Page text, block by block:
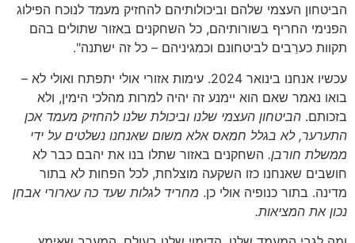
הביטחון העצמי שלהם וביכולותיהם להחזיק מעמד לנוכח הפילוג
הפנימי החריף בשורותיהם, כל השחקנים באזור שתולים בהם
תקוות כערֵבים לביטחונם וכמגיניהם – כל זה ישתנה".
עכשיו אנחנו בינואר 2024. עימות אזורי אולי יתפתח ואולי לא –
בואו נאמר שאם הוא יימנע זה יהיה למרות מהלכי הימין, ולא
בזכותם. הביטחון העצמי שלנו וביכולת שלנו להחזיק מעמד אכן
התערער, לא בגלל חמאס אלא משום שאנחנו נשלטים על ידי
ממשלת חורבן. השחקנים באזור שתלו בנו את יהבם כבר לא
חושבים שאנחנו כזו השקעה מוצלחת, לכל הפחות לא בתור
מדינה. בתור כנופיה אולי כן. מחריד לגלות שעד כה עארורי אבחן
נכון את המציאות.